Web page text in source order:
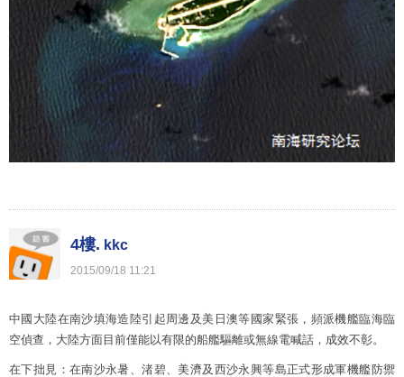
4樓. kkc
2015/09/18 11 :21
中國大陸在南沙填海造陸引起周邊及美日澳等國家緊張，頻派機艦臨海臨
空偵查，大陸方面目前僅能以有限的船艦驅離或無線電喊話，成效不彰。
在下拙見：在南沙永暑、渚碧、美濟及西沙永興等島正式形成軍機艦防禦